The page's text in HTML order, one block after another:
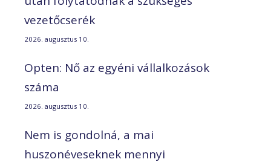
vezetőcserék
2026. augusztus 10.
Opten: Nő az egyéni vállalkozások
száma
2026. augusztus 10.
Nem is gondolná, a mai
huszonéveseknek mennyi